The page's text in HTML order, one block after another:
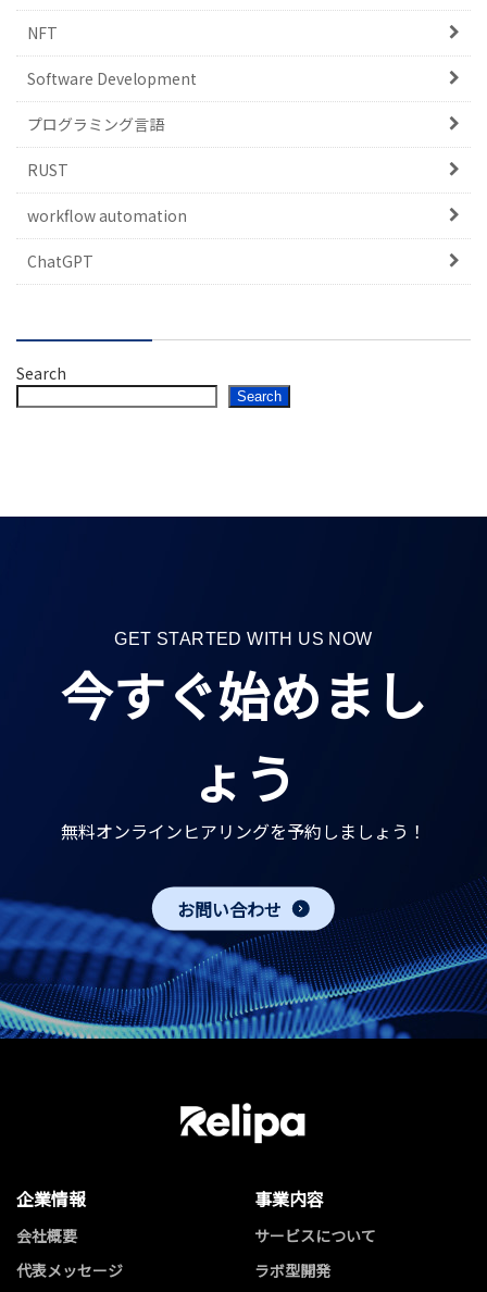
NFT
Software Development
プログラミング言語
RUST
workflow automation
ChatGPT
Search
Search
GET STARTED WITH US NOW
今すぐ始めまし
ょう
無料オンラインヒアリングを予約しましょう！
お問い合わせ
企業情報
会社概要
代表メッセージ
事業内容
サービスについて
ラボ型開発